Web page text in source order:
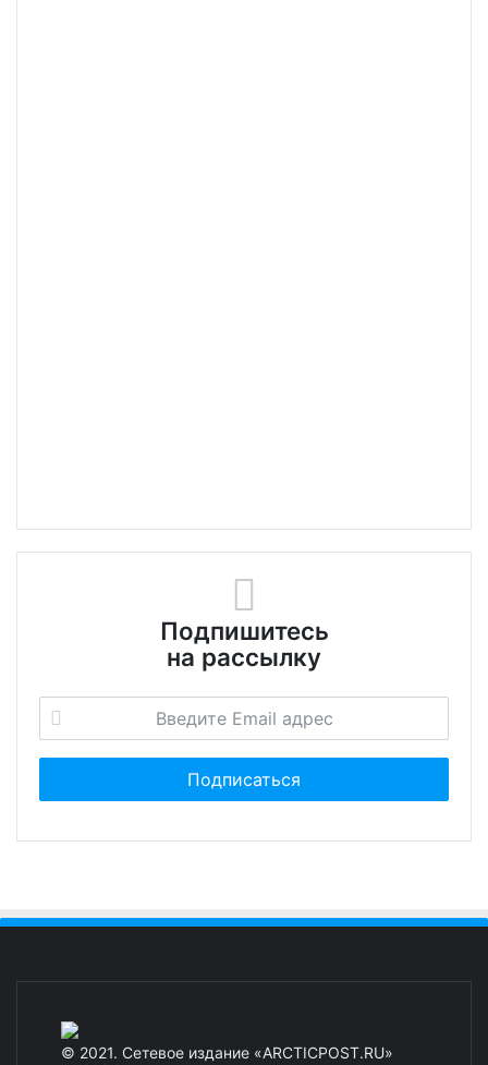
Подпишитесь
на рассылку
© 2021. Сетевое издание «ARCTICPOST.RU»